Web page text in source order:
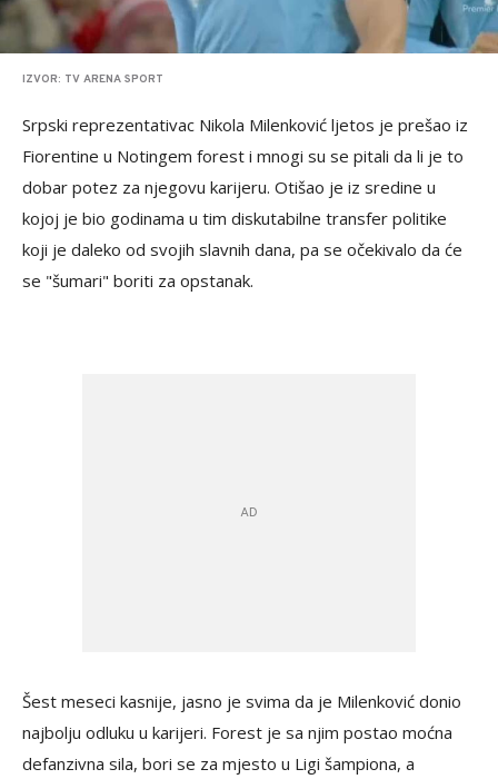
IZVOR: TV ARENA SPORT
Srpski reprezentativac Nikola Milenković ljetos je prešao iz
Fiorentine u Notingem forest i mnogi su se pitali da li je to
dobar potez za njegovu karijeru. Otišao je iz sredine u
kojoj je bio godinama u tim diskutabilne transfer politike
koji je daleko od svojih slavnih dana, pa se očekivalo da će
se "šumari" boriti za opstanak.
Šest meseci kasnije, jasno je svima da je Milenković donio
najbolju odluku u karijeri. Forest je sa njim postao moćna
defanzivna sila, bori se za mjesto u Ligi šampiona, a